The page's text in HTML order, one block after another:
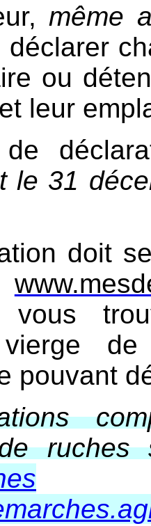
même
déclarer
ou
leur
de
le 31
doit
vous
vierge
pouvant